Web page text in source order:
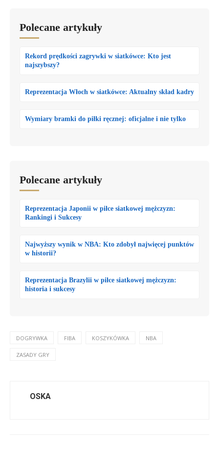
Polecane artykuły
Rekord prędkości zagrywki w siatkówce: Kto jest
najszybszy?
Reprezentacja Włoch w siatkówce: Aktualny skład kadry
Wymiary bramki do piłki ręcznej: oficjalne i nie tylko
Polecane artykuły
Reprezentacja Japonii w piłce siatkowej mężczyzn:
Rankingi i Sukcesy
Najwyższy wynik w NBA: Kto zdobył najwięcej punktów
w historii?
Reprezentacja Brazylii w piłce siatkowej mężczyzn:
historia i sukcesy
DOGRYWKA FIBA KOSZYKÓWKA NBA
ZASADY GRY
OSKA